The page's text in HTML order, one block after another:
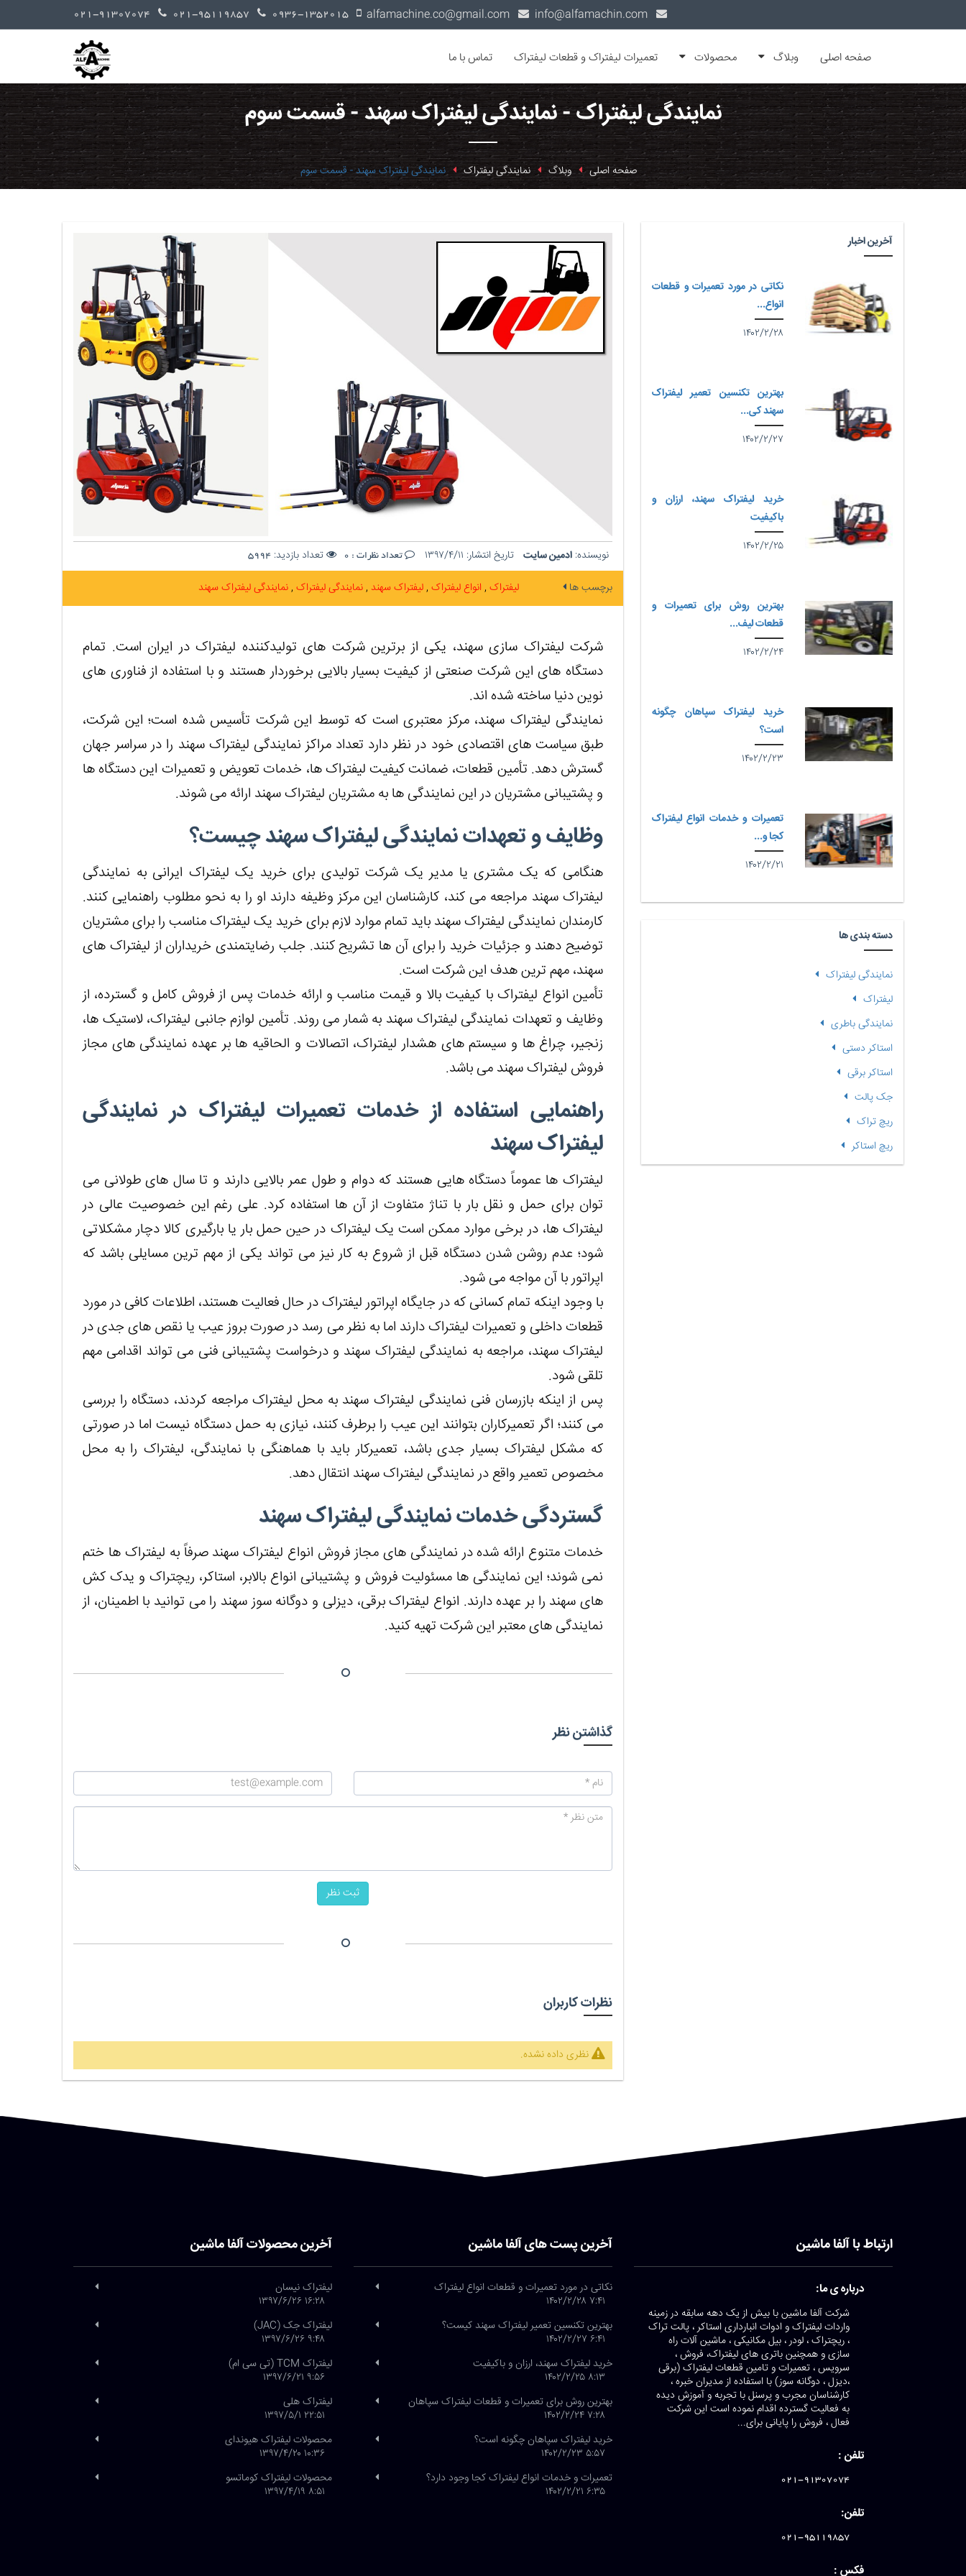
صفحه اصلی وبلاگ محصولات تعمیرات لیفتراک و قطعات لیفتراک تماس با ما
نمایندگی لیفتراک - نمایندگی لیفتراک سهند - قسمت سوم
صفحه اصلی وبلاگ نمایندگی لیفتراک نمایندگی لیفتراک سهند - قسمت سوم
نویسنده: ادمین سایت تاریخ انتشار: ۱۳۹۷/۴/۱۱ تعداد نظرات : 0 تعداد بازدید: 5994
برچسب ها لیفتراک انواع لیفتراک لیفتراک سهند نمایندگی لیفتراک نمایندگی لیفتراک سهند
شرکت لیفتراک سازی سهند، یکی از برترین شرکت های تولیدکننده لیفتراک در ایران است. تمام
دستگاه های این شرکت صنعتی از کیفیت بسیار بالایی برخوردار هستند و با استفاده از فناوری های
نوین دنیا ساخته شده اند.
نمایندگی لیفتراک سهند، مرکز معتبری است که توسط این شرکت تأسیس شده است؛ این شرکت،
طبق سیاست های اقتصادی خود در نظر دارد تعداد مراکز نمایندگی لیفتراک سهند را در سراسر جهان
گسترش دهد. تأمین قطعات، ضمانت کیفیت لیفتراک ها، خدمات تعویض و تعمیرات این دستگاه ها
و پشتیبانی مشتریان در این نمایندگی ها به مشتریان لیفتراک سهند ارائه می شوند.
وظایف و تعهدات نمایندگی لیفتراک سهند چیست؟
هنگامی که یک مشتری یا مدیر یک شرکت تولیدی برای خرید یک لیفتراک ایرانی به نمایندگی
لیفتراک سهند مراجعه می کند، کارشناسان این مرکز وظیفه دارند او را به نحو مطلوب راهنمایی کنند.
کارمندان نمایندگی لیفتراک سهند باید تمام موارد لازم برای خرید یک لیفتراک مناسب را برای مشتریان
توضیح دهند و جزئیات خرید را برای آن ها تشریح کنند. جلب رضایتمندی خریداران از لیفتراک های
سهند، مهم ترین هدف این شرکت است.
تأمین انواع لیفتراک با کیفیت بالا و قیمت مناسب و ارائه خدمات پس از فروش کامل و گسترده، از
وظایف و تعهدات نمایندگی لیفتراک سهند به شمار می روند. تأمین لوازم جانبی لیفتراک، لاستیک ها،
زنجیر، چراغ ها و سیستم های هشدار لیفتراک، اتصالات و الحاقیه ها بر عهده نمایندگی های مجاز
فروش لیفتراک سهند می باشد.
راهنمایی استفاده از خدمات تعمیرات لیفتراک در نمایندگی
لیفتراک سهند
لیفتراک ها عموماً دستگاه هایی هستند که دوام و طول عمر بالایی دارند و تا سال های طولانی می
توان برای حمل و نقل بار با تناژ متفاوت از آن ها استفاده کرد. علی رغم این خصوصیت عالی در
لیفتراک ها، در برخی موارد ممکن است یک لیفتراک در حین حمل بار یا بارگیری کالا دچار مشکلاتی
شود؛ عدم روشن شدن دستگاه قبل از شروع به کار نیز می تواند یکی از مهم ترین مسایلی باشد که
اپراتور با آن مواجه می شود.
با وجود اینکه تمام کسانی که در جایگاه اپراتور لیفتراک در حال فعالیت هستند، اطلاعات کافی در مورد
قطعات داخلی و تعمیرات لیفتراک دارند اما به نظر می رسد در صورت بروز عیب یا نقص های جدی در
لیفتراک سهند، مراجعه به نمایندگی لیفتراک سهند و درخواست پشتیبانی فنی می تواند اقدامی مهم
تلقی شود.
پس از اینکه بازرسان فنی نمایندگی لیفتراک سهند به محل لیفتراک مراجعه کردند، دستگاه را بررسی
می کنند؛ اگر تعمیرکاران بتوانند این عیب را برطرف کنند، نیازی به حمل دستگاه نیست اما در صورتی
که مشکل لیفتراک بسیار جدی باشد، تعمیرکار باید با هماهنگی با نمایندگی، لیفتراک را به محل
مخصوص تعمیر واقع در نمایندگی لیفتراک سهند انتقال دهد.
گستردگی خدمات نمایندگی لیفتراک سهند
خدمات متنوع ارائه شده در نمایندگی های مجاز فروش انواع لیفتراک سهند صرفاً به لیفتراک ها ختم
نمی شوند؛ این نمایندگی ها مسئولیت فروش و پشتیبانی انواع بالابر، استاکر، ریچتراک و یدک کش
های سهند را بر عهده دارند. انواع لیفتراک برقی، دیزلی و دوگانه سوز سهند را می توانید با اطمینان، از
نمایندگی های معتبر این شرکت تهیه کنید.
گذاشتن نظر
ثبت نظر
نظرات کاربران
نظری داده نشده.
آخرین اخبار
نکاتی در مورد تعمیرات و قطعات
انواع...
۱۴۰۲/۲/۲۸
بهترین تکنسین تعمیر لیفتراک
سهند کی...
۱۴۰۲/۲/۲۷
خرید لیفتراک سهند، ارزان و
باکیفیت
۱۴۰۲/۲/۲۵
بهترین روش برای تعمیرات و
قطعات لیف...
۱۴۰۲/۲/۲۴
خرید لیفتراک سپاهان چگونه
است؟
۱۴۰۲/۲/۲۳
تعمیرات و خدمات انواع لیفتراک
کجا و...
۱۴۰۲/۲/۲۱
دسته بندی ها
نمایندگی لیفتراک
لیفتراک
نمایندگی باطری
استاکر دستی
استاکر برقی
جک پالت
ریچ تراک
ریچ استاکر
ارتباط با آلفا ماشین
درباره ی ما:
شرکت آلفا ماشین با بیش از یک دهه سابقه در زمینه
واردات لیفتراک و ادوات انبارداری استاکر ، پالت تراک
، ریچتراک ، لودر ، بیل مکانیکی ، ماشین آلات راه
سازی و همچنین باتری های لیفتراک، فروش ،
سرویس ، تعمیرات و تامین قطعات لیفتراک (برقی
،دیزل ، دوگانه سوز) با استفاده از مدیران خبره ،
کارشناسان مجرب و پرسنل با تجربه و آموزش دیده
به فعالیت گسترده اقدام نموده است این شرکت
فعال ، فروش را پایانی برای...
تلفن :
021-91307074
تلفن:
021-95119857
فکس :
آخرین پست های آلفا ماشین
نکاتی در مورد تعمیرات و قطعات انواع لیفتراک
۷:۴۱ ۱۴۰۲/۲/۲۸
بهترین تکنسین تعمیر لیفتراک سهند کیست؟
۶:۴۱ ۱۴۰۲/۲/۲۷
خرید لیفتراک سهند، ارزان و باکیفیت
۸:۱۳ ۱۴۰۲/۲/۲۵
بهترین روش برای تعمیرات و قطعات لیفتراک سپاهان
۷:۲۸ ۱۴۰۲/۲/۲۴
خرید لیفتراک سپاهان چگونه است؟
۵:۵۷ ۱۴۰۲/۲/۲۳
تعمیرات و خدمات انواع لیفتراک کجا وجود دارد؟
۶:۳۵ ۱۴۰۲/۲/۲۱
آخرین محصولات آلفا ماشین
لیفتراک نیسان
۱۶:۲۸ ۱۳۹۷/۶/۲۶
لیفتراک جک (JAC)
۹:۴۸ ۱۳۹۷/۶/۲۶
لیفتراک TCM (تی سی ام)
۹:۵۶ ۱۳۹۷/۶/۲۱
لیفتراک هلی
۲۲:۵۱ ۱۳۹۷/۵/۱
محصولات لیفتراک هیوندای
۱۰:۳۶ ۱۳۹۷/۴/۲۰
محصولات لیفتراک کوماتسو
۸:۵۱ ۱۳۹۷/۴/۱۹